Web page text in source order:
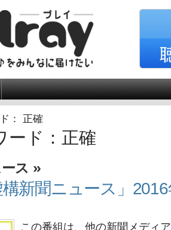
： 正確
ード：正確
ス »
新聞ニュース」
この番組は、他の新聞メディ